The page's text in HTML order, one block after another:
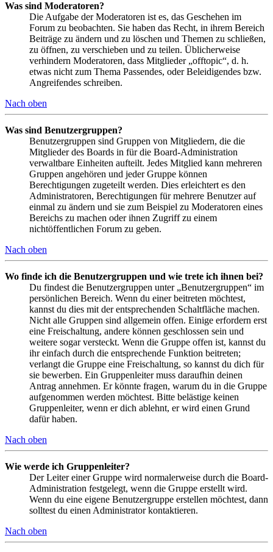
Was sind Moderatoren?
Die Aufgabe der Moderatoren ist es, das Geschehen im
Forum zu beobachten. Sie haben das Recht, in ihrem Bereich
Beiträge zu ändern und zu löschen und Themen zu schließen,
zu öffnen, zu verschieben und zu teilen. Üblicherweise
verhindern Moderatoren, dass Mitglieder „offtopic“, d. h.
etwas nicht zum Thema Passendes, oder Beleidigendes bzw.
Angreifendes schreiben.
Nach oben
Was sind Benutzergruppen?
Benutzergruppen sind Gruppen von Mitgliedern, die die
Mitglieder des Boards in für die Board-Administration
verwaltbare Einheiten aufteilt. Jedes Mitglied kann mehreren
Gruppen angehören und jeder Gruppe können
Berechtigungen zugeteilt werden. Dies erleichtert es den
Administratoren, Berechtigungen für mehrere Benutzer auf
einmal zu ändern und sie zum Beispiel zu Moderatoren eines
Bereichs zu machen oder ihnen Zugriff zu einem
nichtöffentlichen Forum zu geben.
Nach oben
Wo finde ich die Benutzergruppen und wie trete ich ihnen bei?
Du findest die Benutzergruppen unter „Benutzergruppen“ im
persönlichen Bereich. Wenn du einer beitreten möchtest,
kannst du dies mit der entsprechenden Schaltfläche machen.
Nicht alle Gruppen sind allgemein offen. Einige erfordern erst
eine Freischaltung, andere können geschlossen sein und
weitere sogar versteckt. Wenn die Gruppe offen ist, kannst du
ihr einfach durch die entsprechende Funktion beitreten;
verlangt die Gruppe eine Freischaltung, so kannst du dich für
sie bewerben. Ein Gruppenleiter muss daraufhin deinen
Antrag annehmen. Er könnte fragen, warum du in die Gruppe
aufgenommen werden möchtest. Bitte belästige keinen
Gruppenleiter, wenn er dich ablehnt, er wird einen Grund
dafür haben.
Nach oben
Wie werde ich Gruppenleiter?
Der Leiter einer Gruppe wird normalerweise durch die Board-
Administration festgelegt, wenn die Gruppe erstellt wird.
Wenn du eine eigene Benutzergruppe erstellen möchtest, dann
solltest du einen Administrator kontaktieren.
Nach oben